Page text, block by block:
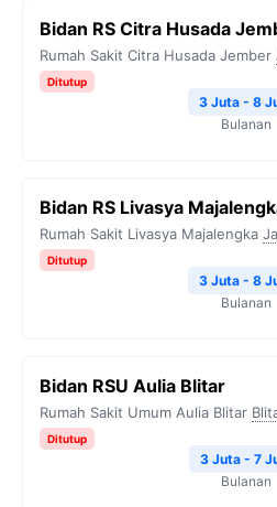
Bidan RS Citra Husada
Rumah Sakit Citra Husada Jember
Ditutup
3 Juta - 8
Bulanan
Bidan RS Livasya
Rumah Sakit Livasya Majalengka
Ditutup
3 Juta - 8
Bulanan
Bidan RSU Aulia Blitar
Rumah Sakit Umum Aulia Blitar
Ditutup
3 Juta - 7
Bulanan